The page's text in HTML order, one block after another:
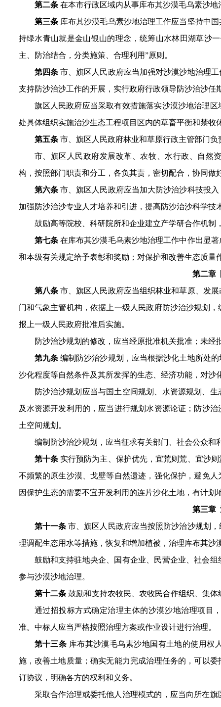
第二条在本市行政区域内从事库布其沙漠毛乌素沙地
第三条库布其沙漠毛乌素沙地治理工作应当坚持中
持绿水青山就是金山银山的理念， 统筹山水林田湖草沙
主、防治结合，分类施策、合理利用”原则。
第四条市、旗区人民政府应当加强对沙漠沙地治理工
支持防沙治沙工作的开展 ， 实行政府行政领导防沙治沙任
旗区人民政府应当采取有效措施落实沙漠沙地治理
处具体组织实施治沙生态工程项目区内的草畜平衡和禁牧
第五条 市、旗区 人民政府林业和草原行政主管部门
市、 旗区 人民政府发展改革、农牧、 水行政 、自然
构，按照部门职责和分工，各负其责，密切配合，协同做
第六条 市、旗区 人民政府应当加大防沙治沙科技投
加强防沙治沙专业人才培养和引进，提高防沙治沙科学技
鼓励高等院校、科研院所和企业建立产学研合作机
第七条 在库布其沙漠毛乌素沙地治理工作中作出显
和本级有关规定给予表彰和奖励；对保护和改善生态质量
第二章
第八条市、旗区人民政府应当组织林业和草原、发
门和气象主管机构，依据上一级人民政府防沙治沙规划
报上一级人民政府批准后实施。
防沙治沙规划的修改，应当经原批准机关批准；未经
第九条编制防沙治沙规划，应当根据沙化土地所处
沙化程度等自然条件及其所发挥的生态、经济功能，对
防沙治沙规划应当与国土空间规划、水资源规划、
及水资源开发利用的，应当进行规划水资源论证；防沙
土空间规划。
编制防沙治沙规划，应当征求有关部门、社会公众和
第十条实行预防为主、保护优先，宜荒则荒、宜沙
不频繁的原生沙漠、戈壁等自然遗迹，强化保护，避免
因保护生态的需要不宜开发利用的连片沙化土地，有计划
第三章
第十一条市、旗区人民政府应当按照防沙治沙规划
理调配生态用水等措施，恢复和增加植被，治理库布其沙
鼓励和支持驻地央企、国有企业、民营企业、社会
参与沙漠沙地治理。
第十二条鼓励和支持农牧民、农牧民合作组织、集
通过招投标方式确定治理主体的沙漠沙地治理项目
准。中标人应当严格按照治理方案或作业设计进行治理。
第十三条 库布其沙漠毛乌素沙地国有土地的使用权
施，改善土地质量；确实无能力完成治理任务的，可以
订协议，明确各方的权利和义务。
采取合作治理或委托他人治理模式的，应当向所在